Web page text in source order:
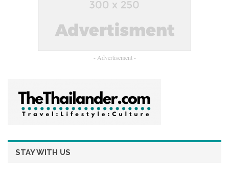
สินค้าขึ้นชื่อจากลุ่มแม่น้ำสะแกกรัง ซึ่งแต่ละทีมได้นำ
ความสนใจให้กับนักท่องเที่ยวและผู้ร่วมงานเป็นอย่างมาก
- Advertisement -
STAY WITH US